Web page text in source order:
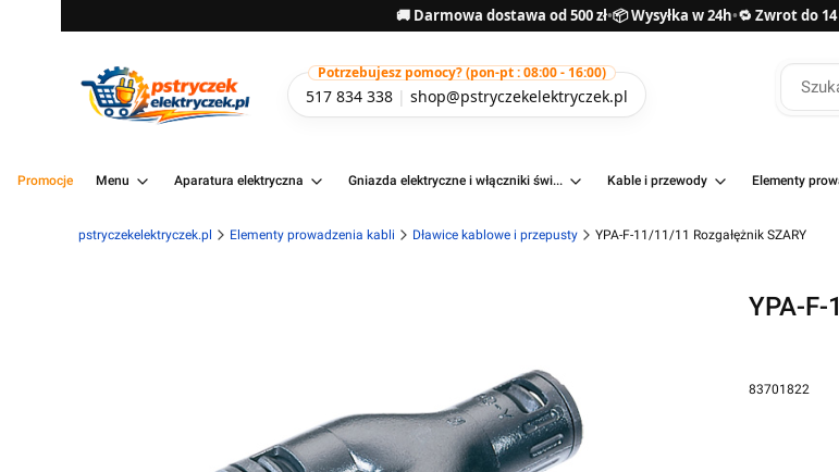
🚚 Darmowa dostawa od 500 zł•📦 Wysyłka w 24h•🔁 Zwrot do
Potrzebujesz pomocy? (pon-pt : 08:00 - 16:00)
517 834 338 | shop@pstryczekelektryczek.pl
Promocje Menu Aparatura elektryczna Gniazda elektryczne i włączniki świ... Kable i przewody Elementy
pstryczekelektryczek.pl Elementy prowadzenia kabli Dławice kablowe i przepusty YPA-F-11/11/11 Rozgałężnik SZARY
YPA-
83701822